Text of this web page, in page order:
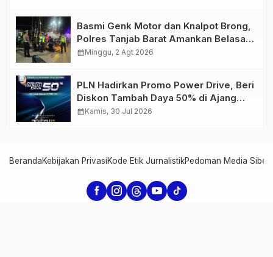
Basmi Genk Motor dan Knalpot Brong,
Polres Tanjab Barat Amankan Belasan
Kendaraan
calendar_monthMinggu, 2 Agt 2026
PLN Hadirkan Promo Power Drive, Beri
Diskon Tambah Daya 50% di Ajang
GIIAS 2026
calendar_monthKamis, 30 Jul 2026
BerandaKebijakan PrivasiKode Etik JurnalistikPedoman Media Siber